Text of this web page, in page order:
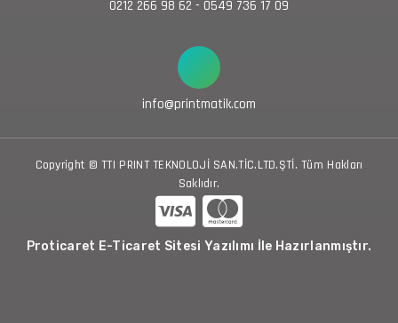
0212 266 98 62 - 0549 736 17 09
info@printmatik.com
Copyright © TTI PRINT TEKNOLOJİ SAN.TİC.LTD.ŞTİ. Tüm Hakları
Saklıdır.
Proticaret E-Ticaret Sitesi Yazılımı İle Hazırlanmıştır.